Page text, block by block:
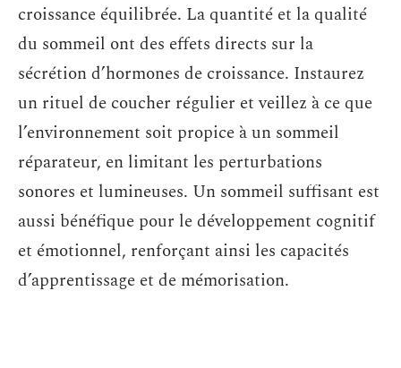
croissance équilibrée. La quantité et la qualité
du sommeil ont des effets directs sur la
sécrétion d’hormones de croissance. Instaurez
un rituel de coucher régulier et veillez à ce que
l’environnement soit propice à un sommeil
réparateur, en limitant les perturbations
sonores et lumineuses. Un sommeil suffisant est
aussi bénéfique pour le développement cognitif
et émotionnel, renforçant ainsi les capacités
d’apprentissage et de mémorisation.